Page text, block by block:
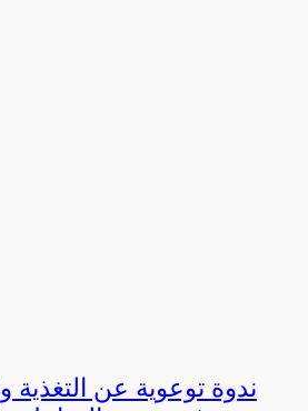
ندوة توعوية عن التغذية